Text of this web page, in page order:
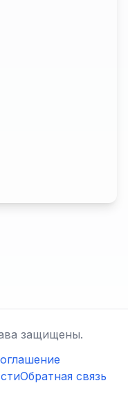
защищены.
Обратная связь